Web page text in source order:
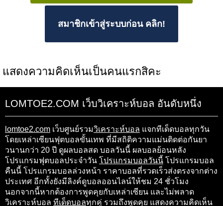
สมาชิกเข้าสู่ระบบก่อน คลิก!
แสดงความคิดเห็นเป็นคนแรกสิคะ
LOMTOE2.COM เว็บวิเคราะห์บอล อันดับหนึ่ง
lomtoe2.com เว็บศูนย์รวมวิเคราะห์บอล แจกทีเด็ดบอลทุกวัน
โดยเหล่าเซียนฟุตบอลขั้นเทพ ที่มีสถิติความแม่นติดต่อกันยา
วนานกว่า 20 ปี ดูผลบอลสด บอลวันนี้ ผลบอลย้อนหลัง
โปรแกรมฟุตบอลประจำวัน โปรแกรมบอลวันนี้ โปรแกรมบอล
คืนนี้ โปรแกรมบอลล่วงหน้า ราคาบอลที่รวดเร็วส่งตรงจากต่าง
ประเทศ อีกทั้งยังมีลิงค์ดูบอลออนไลน์ให้ชม 24 ชั่วโมง
นอกจากนี้หากต้องการพูดคุยกับเหล่าเซียน และไม่พลาด
วิเคราะห์บอล ทีเด็ดบอลทุกคู่ รวมถึงพูดคุย แสดงความคิดเห็น